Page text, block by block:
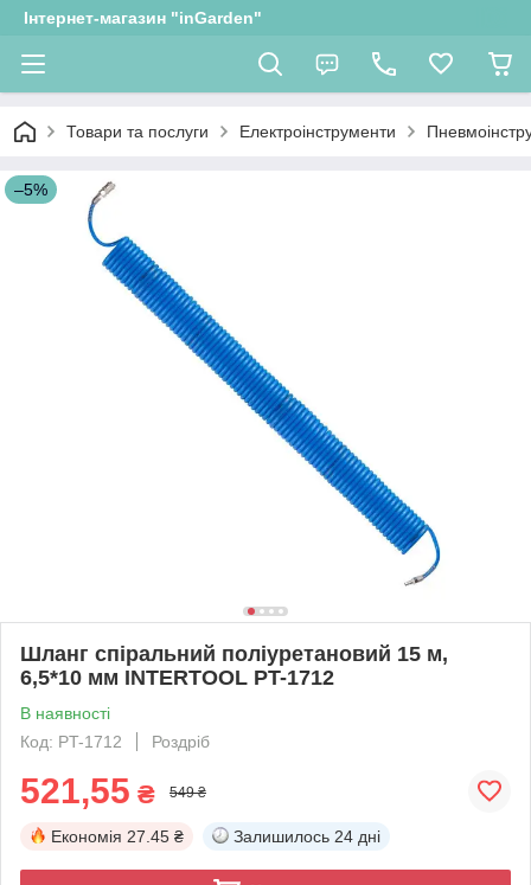
Інтернет-магазин "inGarden"
Товари та послуги Електроінструменти
–5%
Шланг спіральний поліуретановий 15 м,
6,5*10 мм INTERTOOL PT-1712
В наявності
Код: PT-1712
Роздріб
521,55 ₴ 549 ₴
Економія 27.45 ₴ Залишилось 24 дні